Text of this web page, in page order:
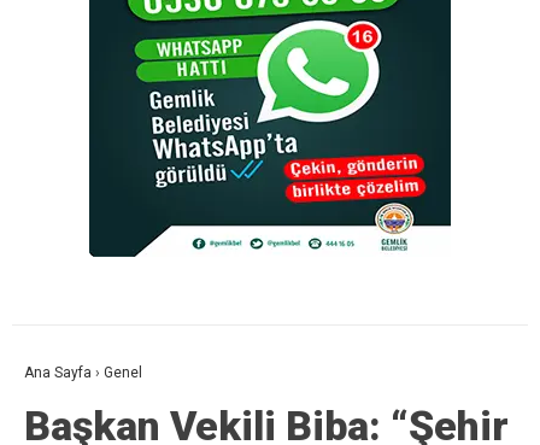
Ana Sayfa › Genel
Başkan Vekili Biba: “Şehir